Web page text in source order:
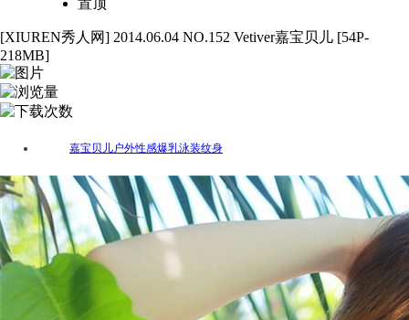
置顶
[XIUREN秀人网] 2014.06.04 NO.152 Vetiver嘉宝贝儿 [54P-
218MB]
嘉宝贝儿户外性感爆乳泳装纹身